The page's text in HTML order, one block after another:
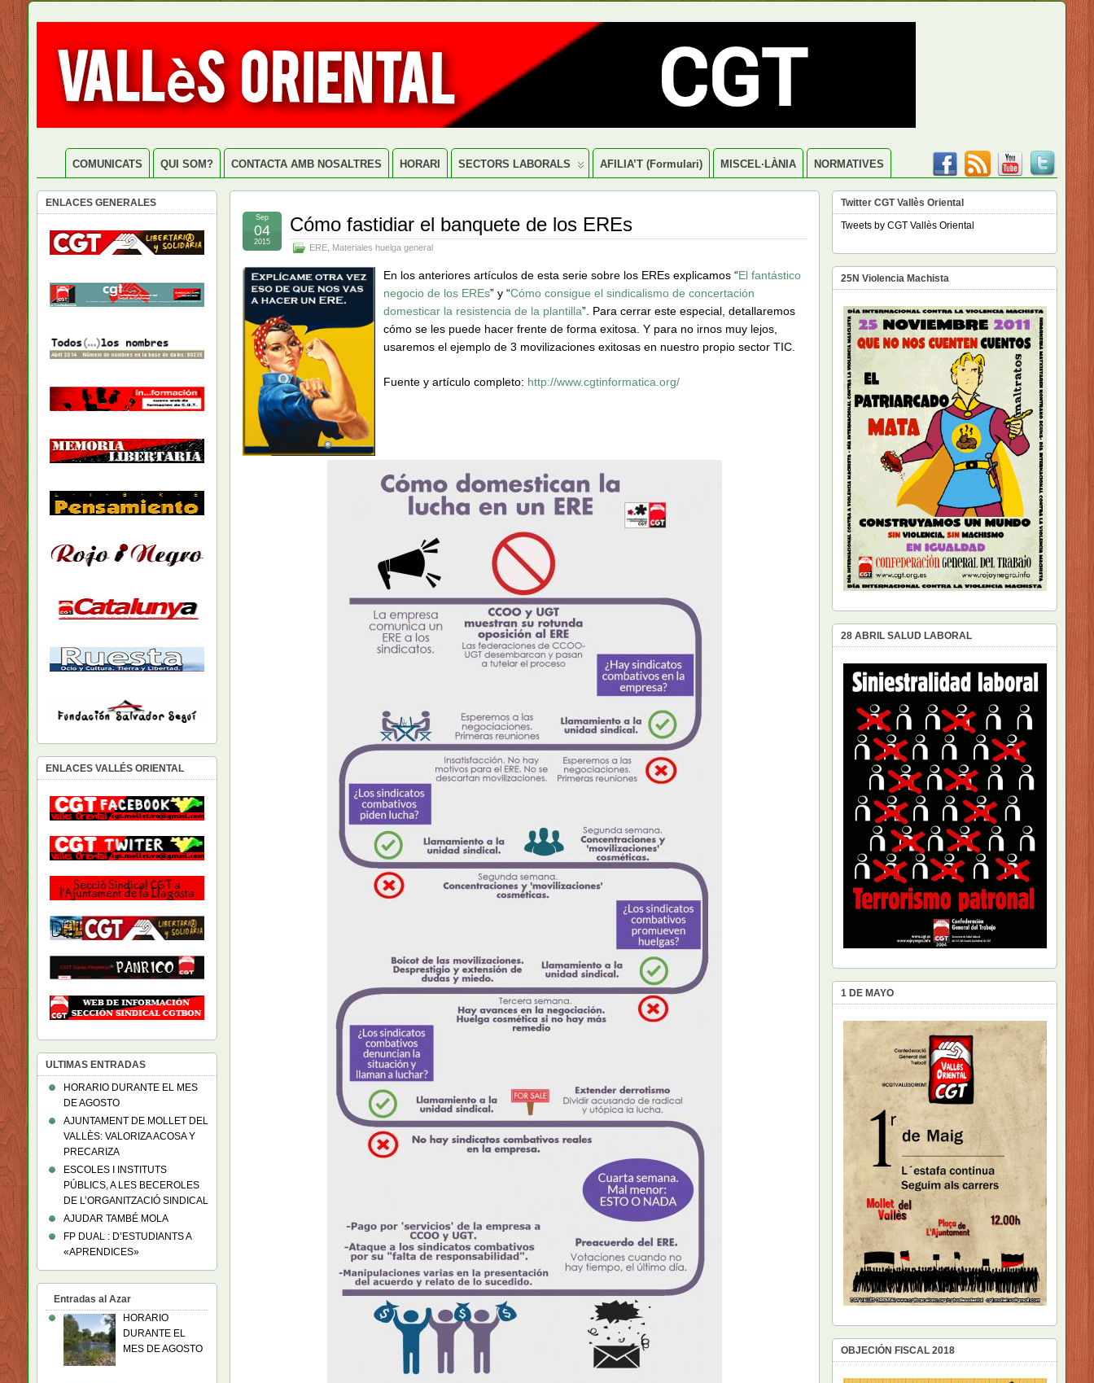
COMUNICATS QUI SOM? CONTACTA AMB NOSALTRES HORARI SECTORS LABORALS AFILIA’T (formulari) MISCEL·LÀNIA NORMATIVES
Cómo fastidiar el banquete de los EREs
ERE Materiales huelga general
Sep
04
2015
En los anteriores artículos de esta serie sobre los EREs explicamos “El fantástico
negocio de los EREs” y “Cómo consigue el sindicalismo de concertación
domesticar la resistencia de la plantilla”. Para cerrar este especial, detallaremos
cómo se les puede hacer frente de forma exitosa. Y para no irnos muy lejos,
usaremos el ejemplo de 3 movilizaciones exitosas en nuestro propio sector TIC.
Fuente y artículo completo: http://www.cgtinformatica.org/
ENLACES GENERALES
ENLACES VALLÉS ORIENTAL
ULTIMAS ENTRADAS
HORARIO DURANTE EL MES
DE AGOSTO
AJUNTAMENT DE MOLLET DEL
VALLÈS: VALORIZA ACOSA Y
PRECARIZA
ESCOLES I INSTITUTS
PÚBLICS, A LES BECEROLES
DE L’ORGANITZACIÓ SINDICAL
AJUDAR TAMBÉ MOLA
FP DUAL : D’ESTUDIANTS A
«APRENDICES»
Entradas al Azar
HORARIO
DURANTE EL
MES DE AGOSTO
Twitter CGT Vallès Oriental
Tweets by CGT Vallès Oriental
25N Violencia Machista
28 ABRIL SALUD LABORAL
1 DE MAYO
OBJECIÓN FISCAL 2018